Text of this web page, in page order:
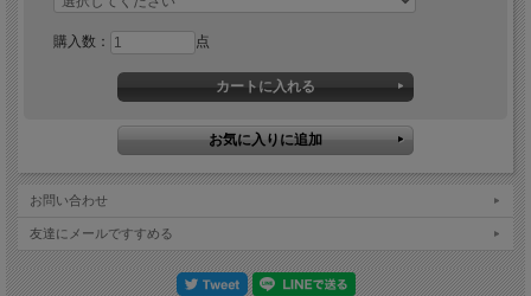
こんな汚れもクリーニング可能なの？どのサイズを選べばいいの？修理はできる
の？など事前のご相談やいつぐらいに仕上がるか？どんな状況かなどご不明な点ご
心配がありましたらお気軽にご相談ください。専門スタッフが対応致します。フリ
お気軽にお電話
購入数： 点
お問い合わせ
友達にメールですすめる